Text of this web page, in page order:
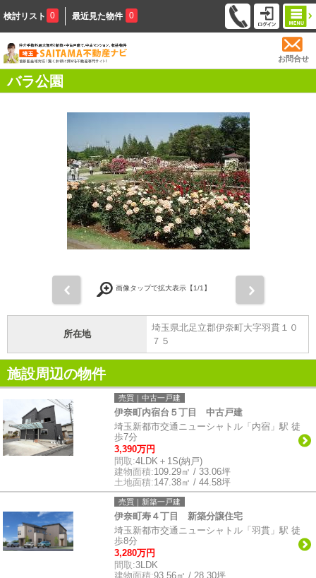
検討リスト 0 最近見た物件 0
お問合せ
バラ公園
画像タップで拡大表示【1/1】
所在地
埼玉県北足立郡伊奈町大字羽貫１０
７５
施設周辺の物件
売買｜中古一戸建
伊奈町内宿台５丁目 中古戸建
埼玉新都市交通ニューシャトル「内宿」駅 徒
歩7分
3,390万円
間取:4LDK＋1S(納戸)
建物面積:109.29㎡ / 33.06坪
土地面積:147.38㎡ / 44.58坪
売買｜新築一戸建
伊奈町寿４丁目 新築分譲住宅
埼玉新都市交通ニューシャトル「羽貫」駅 徒
歩8分
3,280万円
間取:3LDK
建物面積:93.56㎡ / 28.30坪